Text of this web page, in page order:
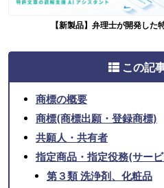
【新製品】弁理士が開発した
この記
商標の概要
商標(商標出願・登録商標)
共願人・共有者
指定商品・指定役務(サー
第３類 洗浄剤、化粧品